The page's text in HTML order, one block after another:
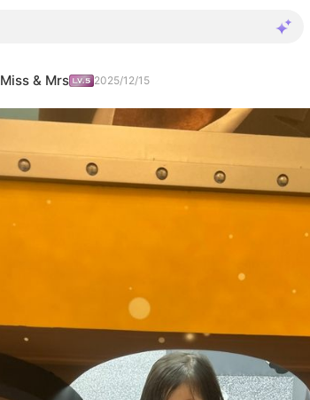
Miss & Mrs 2025/12/15